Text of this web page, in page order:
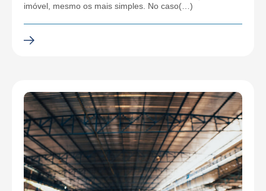
imóvel, mesmo os mais simples. No caso(…)